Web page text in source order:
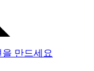
만드세요